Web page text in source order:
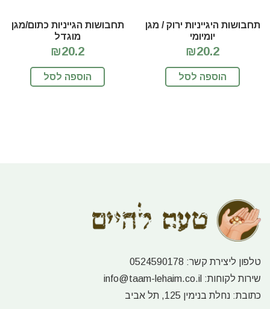
תחבושות היגייניות ירוק / מגן
יומיומי
₪20.2
הוספה לסל
תחבושות הגייניות כתום/מגן
מוגדל
₪20.2
הוספה לסל
טלפון ליצירת קשר: 0524590178
שירות לקוחות: info@taam-lehaim.co.il
כתובת: נחלת בנימין 125, תל אביב